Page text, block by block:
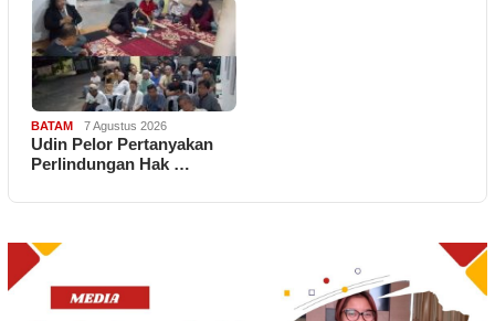
BATAM 7 Agustus 2026
Udin Pelor Pertanyakan
Perlindungan Hak …